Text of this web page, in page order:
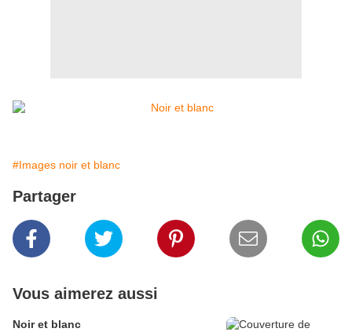
#Images noir et blanc
Partager
Vous aimerez aussi
Noir et blanc